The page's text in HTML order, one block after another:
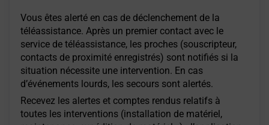
Vous êtes alerté en cas de déclenchement de la
téléassistance. Après un premier contact avec le
service de téléassistance, les proches (souscripteur,
contacts de proximité enregistrés) sont notifiés si la
situation nécessite une intervention. En cas
d’événements lourds, les secours sont alertés.
Recevez les alertes et comptes rendus relatifs à
toutes les interventions (installation de matériel,